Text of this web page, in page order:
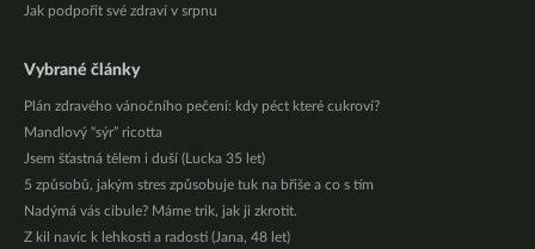
Jak podpořit své zdraví v srpnu
Vybrané články
Plán zdravého vánočního pečení: kdy péct které cukroví?
Mandlový “sýr” ricotta
Jsem šťastná tělem i duší (Lucka 35 let)
5 způsobů, jakým stres způsobuje tuk na břiše a co s tím
Nadýmá vás cibule? Máme trik, jak ji zkrotit.
Z kil navíc k lehkosti a radosti (Jana, 48 let)